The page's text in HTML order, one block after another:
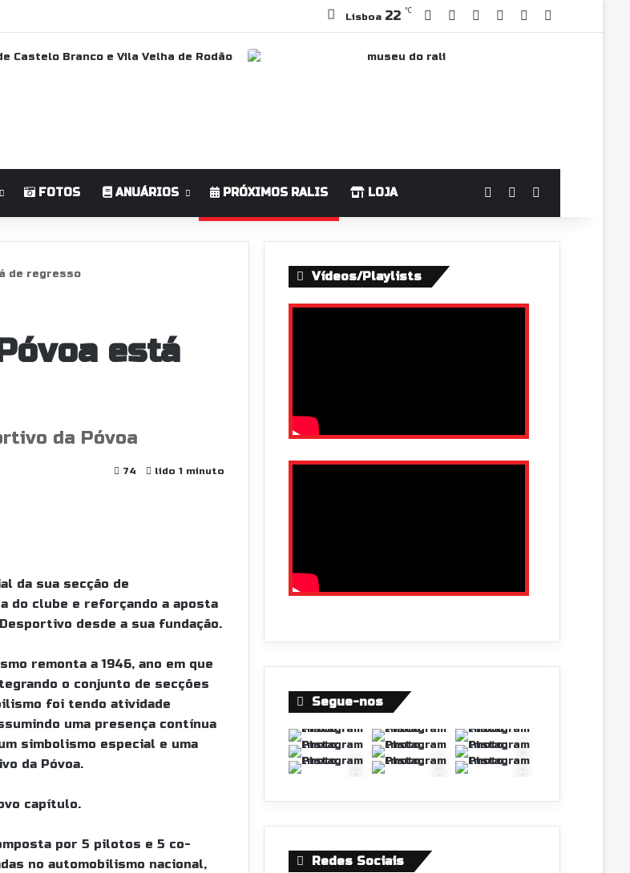
Lisboa 22 ℃ Facebook
YouTubeInstagram
WhatsApp
Grupo
FOTOS ANUÁRIOS PRÓXIMOS RALIS LOJA Log InSwitch skin
de regresso
está
da Póvoa
74 lido 1 minuto
da sua secção de
do clube e reforçando a aposta
desde a sua fundação.
remonta a 1946, ano em que
o conjunto de secções
foi tendo atividade
uma presença contínua
simbolismo especial e uma
da Póvoa.
capítulo.
por 5 pilotos e 5 co-
no automobilismo nacional,
Vídeos/Playlists
Segue-nos
Redes Sociais